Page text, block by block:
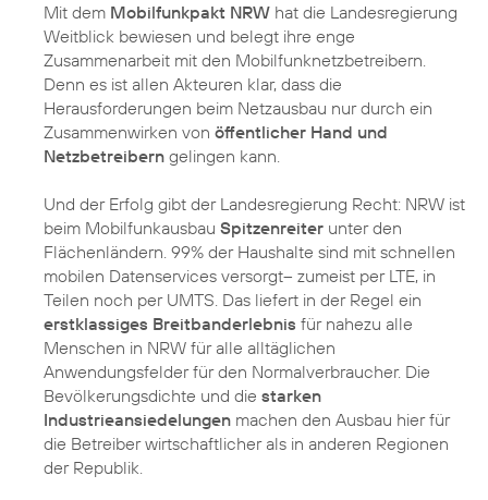
Mit dem Mobilfunkpakt NRW hat die Landesregierung
Weitblick bewiesen und belegt ihre enge
Zusammenarbeit mit den Mobilfunknetzbetreibern.
Denn es ist allen Akteuren klar, dass die
Herausforderungen beim Netzausbau nur durch ein
Zusammenwirken von öffentlicher Hand und
Netzbetreibern gelingen kann.
Und der Erfolg gibt der Landesregierung Recht: NRW ist
beim Mobilfunkausbau Spitzenreiter unter den
Flächenländern. 99% der Haushalte sind mit schnellen
mobilen Datenservices versorgt– zumeist per LTE, in
Teilen noch per UMTS. Das liefert in der Regel ein
erstklassiges Breitbanderlebnis für nahezu alle
Menschen in NRW für alle alltäglichen
Anwendungsfelder für den Normalverbraucher. Die
Bevölkerungsdichte und die starken
Industrieansiedelungen machen den Ausbau hier für
die Betreiber wirtschaftlicher als in anderen Regionen